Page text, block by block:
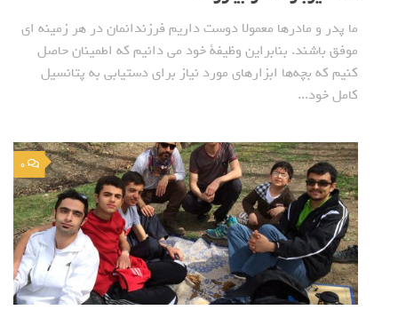
ما پدر و مادرها معمولا دوست داریم فرزندانمان در هر زمینه ای
موفق باشند. بنابراین وظیفة خود می دانیم که اطمینان حاصل
کنیم که بچه‌ها ابزارهای مورد نیاز برای دستیابی به پتانسیل
کامل خود...
0